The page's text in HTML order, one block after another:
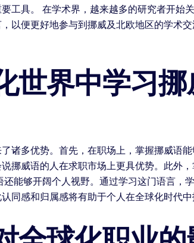
工具。 在学术界，越来越多的研究者开始
以便更好地参与到挪威及北欧地区的学术
世界中学习
诸多优势。首先，在职场上，掌握挪威语
挪威语的人在求职市场上更具优势。此外
还能够开阔个人视野。通过学习这门语言，
同感和归属感将有助于个人在全球化时代